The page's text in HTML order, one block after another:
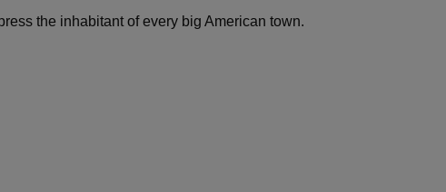
the inhabitant of every big American town.